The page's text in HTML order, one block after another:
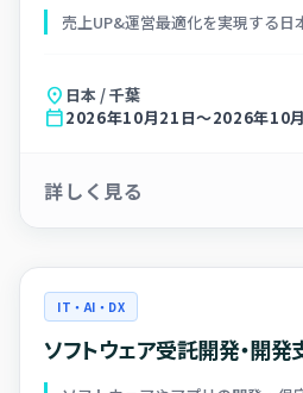
売上UP&運営最適化を実現する日
location_on 日本 / 千葉
calendar_today2026年10月21日～2026年10
詳しく見る
IT・AI・DX
ソフトウェア受託開発・開発